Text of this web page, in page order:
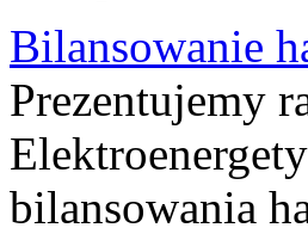
Bilansowanie
Prezentujemy
bilansowania